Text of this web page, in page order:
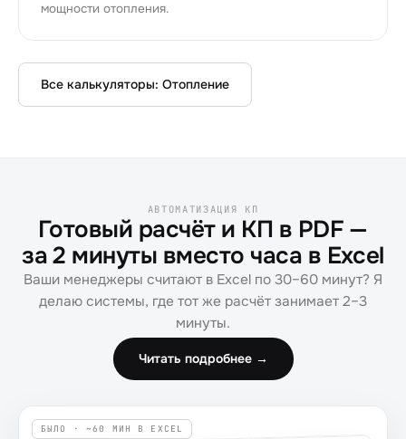
мощности отопления.
Все калькуляторы: Отопление
АВТОМАТИЗАЦИЯ КП
Готовый расчёт и КП в PDF —
за 2 минуты вместо часа в Excel
Ваши менеджеры считают в Excel по 30–60 минут? Я
делаю системы, где тот же расчёт занимает 2–3
минуты.
Читать подробнее →
БЫЛО · ~60 МИН В EXCEL